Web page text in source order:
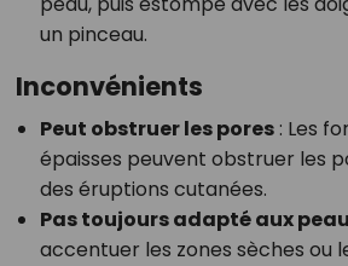
un pinceau.
Inconvénients
Peut obstruer les pores: Les
épaisses peuvent obstruer les
des éruptions cutanées.
Pas toujours adapté aux
accentuer les zones sèches ou